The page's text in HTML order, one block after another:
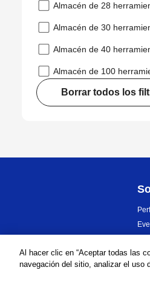
Almacén de 28
Almacén de 30
Almacén de 40
Almacén de 100
Borrar todos los
Al hacer clic en “Aceptar todas las
navegación del sitio, analizar el uso